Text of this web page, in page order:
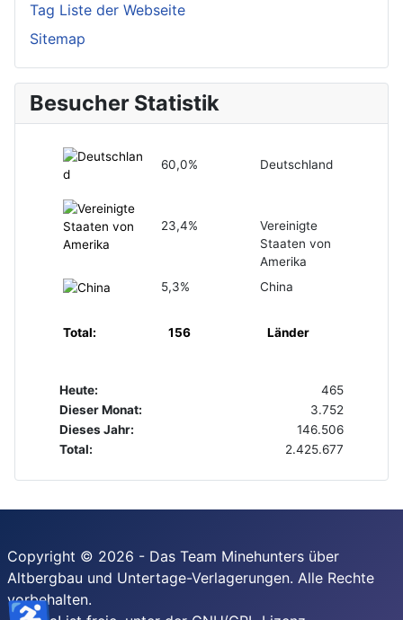
Tag Liste der Webseite
Sitemap
Besucher Statistik
60,0% Deutschland
23,4%
Vereinigte
Staaten von
Amerika
5,3%
China
Total: 156 Länder
Heute:
465
Dieser Monat:
3.752
Dieses Jahr:
146.506
Total:
2.425.677
Copyright © 2026 - Das Team Minehunters über
Altbergbau und Untertage-Verlagerungen. Alle Rechte
vorbehalten.